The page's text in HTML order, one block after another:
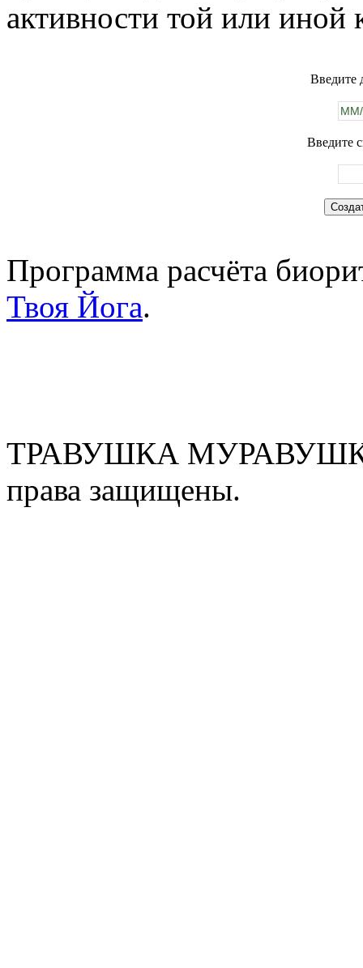
активности той или иной
Введите
Введите
Программа расчёта
Твоя Йога.
ТРАВУШКА
права защищены.